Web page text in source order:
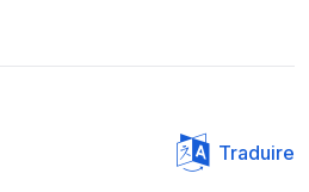
Traduire